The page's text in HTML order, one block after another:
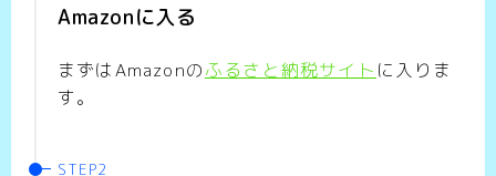
Amazonに入る
まずはAmazonのふるさと納税サイト に入りま
す。